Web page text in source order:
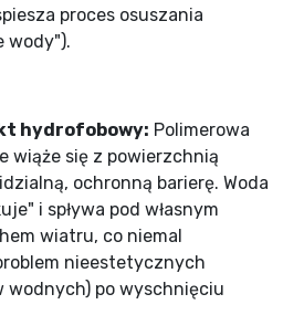
proces osuszania
wody").
hydrofobowy: Polimerowa
wiąże się z powierzchnią
ochronną barierę. Woda
i spływa pod własnym
wiatru, co niemal
nieestetycznych
wodnych) po wyschnięciu